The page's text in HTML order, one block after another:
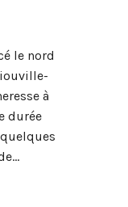
le nord
à
durée